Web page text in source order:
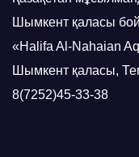
Шымкент қаласы
«Halifa Al-Nahaian
Шымкент қаласы,
8(7252)45-33-38